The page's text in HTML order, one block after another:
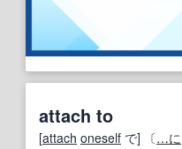
attach to
[attach oneself で] 〔…に